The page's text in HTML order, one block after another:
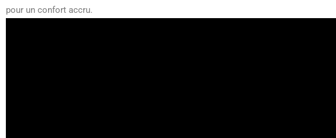
pour un confort accru.